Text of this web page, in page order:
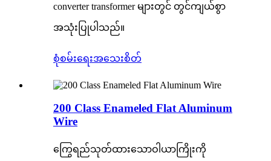
converter transformer များတွင် တွင်ကျယ်စွာ
အသုံးပြုပါသည်။
စုံစမ်းရေးအသေးစိတ်
200 Class Enameled Flat Aluminum
Wire
ကြွေရည်သုတ်ထားသောဝါယာကြိုးကို